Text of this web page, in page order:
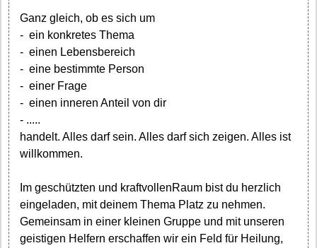
Ganz gleich, ob es sich um
- ein konkretes Thema
- einen Lebensbereich
- eine bestimmte Person
- einer Frage
- einen inneren Anteil von dir
- .....
handelt. Alles darf sein. Alles darf sich zeigen. Alles ist
willkommen.
Im geschützten und kraftvollenRaum bist du herzlich
eingeladen, mit deinem Thema Platz zu nehmen.
Gemeinsam in einer kleinen Gruppe und mit unseren
geistigen Helfern erschaffen wir ein Feld für Heilung,